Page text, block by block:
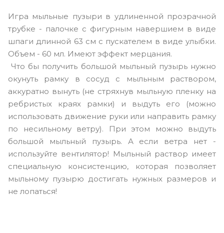
Игра мыльные пузыри в удлиненной прозрачной
трубке - палочке с фигурным навершием в виде
шпаги длинной 63 см с пускателем в виде улыбки.
Объем - 60 мл. Имеют эффект мерцания.
Что бы получить большой мыльный пузырь нужно
окунуть рамку в сосуд с мыльным раствором,
аккуратно вынуть (не стряхнув мыльную пленку на
ребристых краях рамки) и выдуть его (можно
использовать движение руки или направить рамку
по несильному ветру). При этом можно выдуть
большой мыльный пузырь. А если ветра нет -
используйте вентилятор! Мыльный раствор имеет
специальную консистенцию, которая позволяет
мыльному пузырю достигать нужных размеров и
не лопаться!